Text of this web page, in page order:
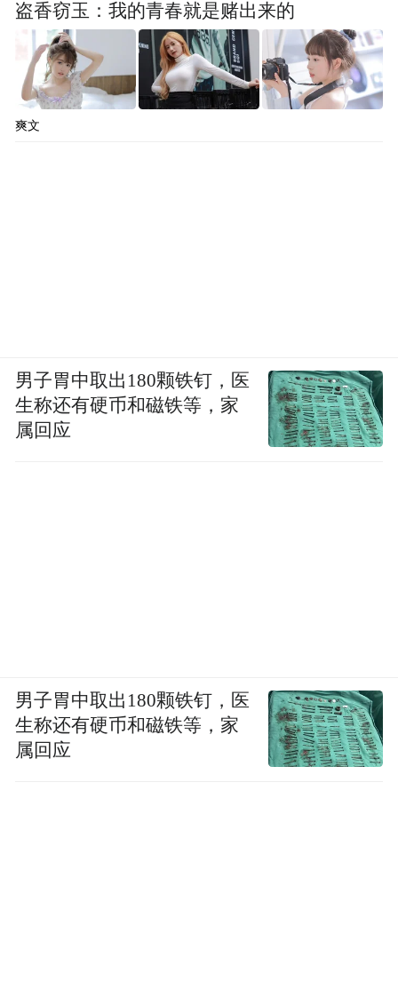
盗香窃玉：我的青春就是赌出来的
爽文
男子胃中取出180颗铁钉，医
生称还有硬币和磁铁等，家
属回应
男子胃中取出180颗铁钉，医
生称还有硬币和磁铁等，家
属回应